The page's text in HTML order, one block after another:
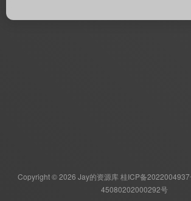
Copyright © 2026 Jay的资源库 桂ICP备2022004937
45080202000292号